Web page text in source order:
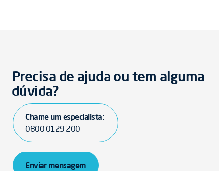
Precisa de ajuda ou tem alguma
dúvida?
Chame um especialista:
0800 0129 200
Enviar mensagem